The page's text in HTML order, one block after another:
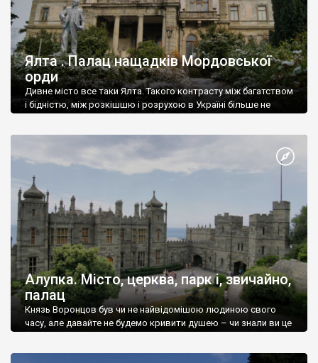
Ялта . Палац нащадків Мордовської
орди
Дивне місто все таки Ялта. Такого контрасту між багатством
і бідністю, між розкішшю і розрухою в Україні більше не
Алупка. Місто, церква, парк і, звичайно,
палац
Князь Воронцов був чи не найвідомішою людиною свого
часу, але давайте не будемо кривити душею – чи знали ви це